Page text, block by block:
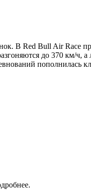
В Red Bull Air Race
до 370 км/ч,
пополнилась
.